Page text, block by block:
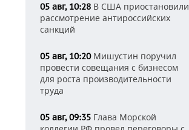
05 авг, 10:28 В США приостановили
рассмотрение антироссийских
санкций
05 авг, 10:20Мишустин поручил
провести совещания с бизнесом
для роста производительности
труда
05 авг, 09:35 Глава Морской